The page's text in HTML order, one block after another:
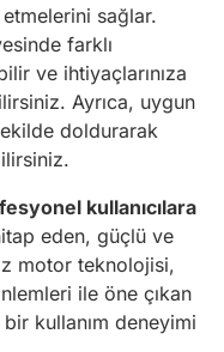
sağlar.
farklı
ve ihtiyaçlarınıza
Ayrıca, uygun
doldurarak
kullanıcılara
eden, güçlü ve
motor teknolojisi,
ile öne çıkan
kullanım deneyimi